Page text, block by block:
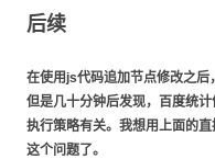
后续
在使用js代码追加节点修改之后
但是几十分钟后发现，百度统
执行策略有关。我想用上面的
这个问题了。